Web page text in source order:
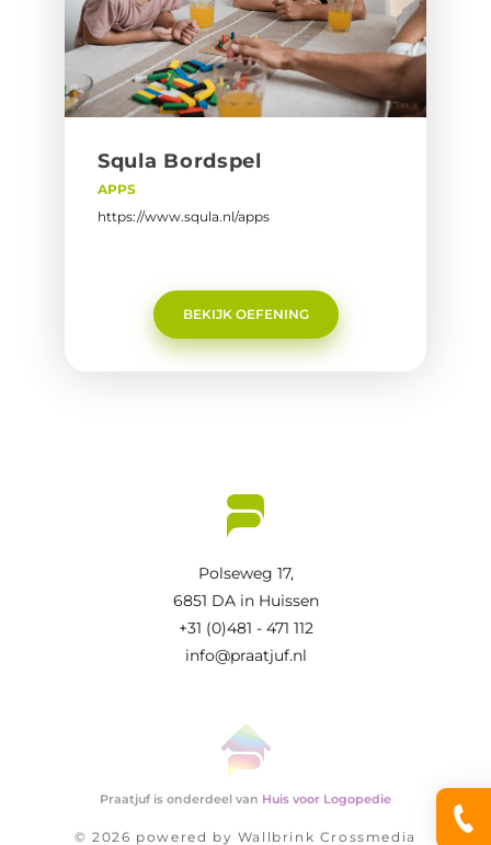
Squla Bord­spel
APPS
https://www.squla.nl/apps
BEKIJK OEFENING
Polseweg 17,
6851 DA in Huissen
+31 (0)481 - 471 112
info@praatjuf.nl
Praatjuf is onderdeel van Huis voor Logopedie
© 2026 powered by Wallbrink Crossmedia